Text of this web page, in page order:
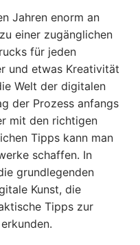
Jahren enorm an
einer zugänglichen
für jeden
und etwas Kreativität
Welt der digitalen
der Prozess anfangs
mit den richtigen
Tipps kann man
schaffen. In
grundlegenden
Kunst, die
Tipps zur